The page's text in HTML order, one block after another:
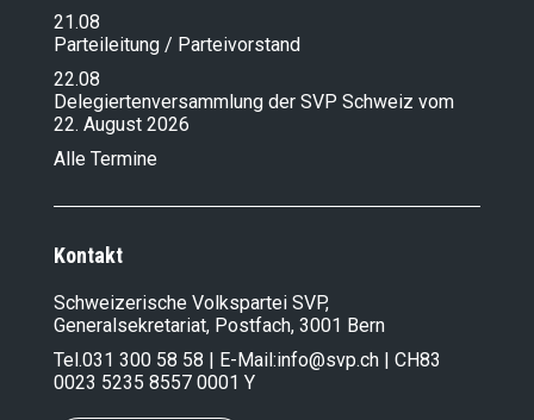
21.08
Parteileitung / Parteivorstand
22.08
Delegiertenversammlung der SVP Schweiz vom
22. August 2026
Alle Termine
Kontakt
Schweizerische Volkspartei SVP,
Generalsekretariat, Postfach, 3001 Bern
Tel.031 300 58 58 | E-Mail:info@svp.ch | CH83
0023 5235 8557 0001 Y